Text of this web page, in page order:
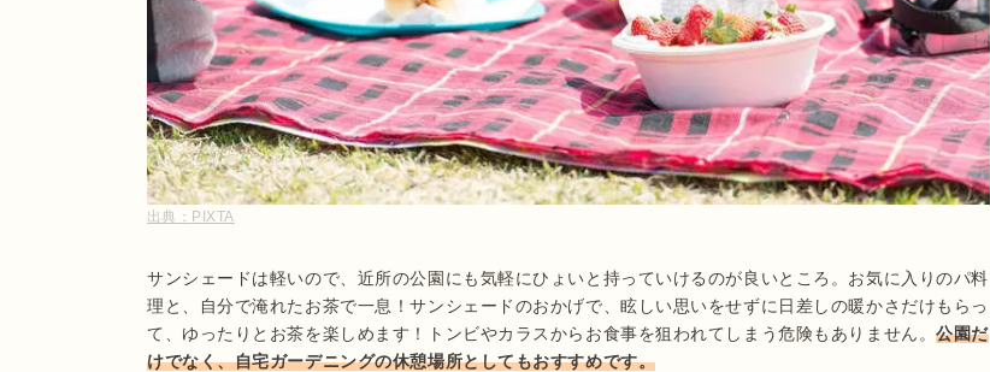
出典： PIXTA
サンシェードは軽いので、近所の公園にも気軽にひょいと持っていけるのが良いところ。お気に入りのパ料
理と、自分で淹れたお茶で一息！サンシェードのおかげで、眩しい思いをせずに日差しの暖かさだけもらっ
て、ゆったりとお茶を楽しめます！トンビやカラスからお食事を狙われてしまう危険もありません。公園だ
けでなく、自宅ガーデニングの休憩場所としてもおすすめです。